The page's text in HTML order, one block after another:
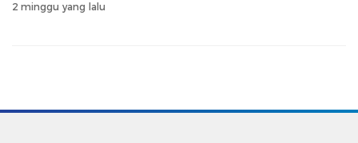
2 minggu yang lalu